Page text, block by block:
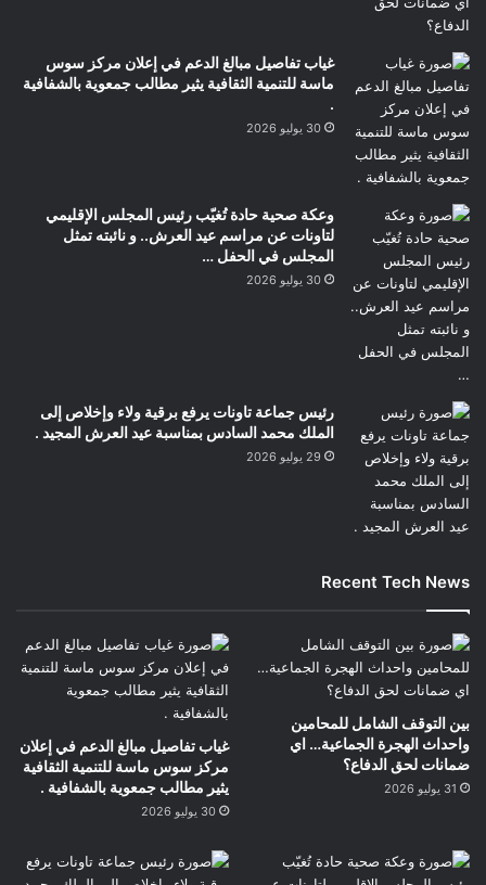
غياب تفاصيل مبالغ الدعم في إعلان مركز سوس
ماسة للتنمية الثقافية يثير مطالب جمعوية بالشفافية
.
30 يوليو 2026
وعكة صحية حادة تُغيّب رئيس المجلس الإقليمي
لتاونات عن مراسم عيد العرش.. و نائبته تمثل
المجلس في الحفل …
30 يوليو 2026
رئيس جماعة تاونات يرفع برقية ولاء وإخلاص إلى
الملك محمد السادس بمناسبة عيد العرش المجيد .
29 يوليو 2026
Recent Tech News
بين التوقف الشامل للمحامين
واحداث الهجرة الجماعية… اي
ضمانات لحق الدفاع؟
31 يوليو 2026
غياب تفاصيل مبالغ الدعم في إعلان
مركز سوس ماسة للتنمية الثقافية
يثير مطالب جمعوية بالشفافية .
30 يوليو 2026